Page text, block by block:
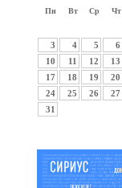
Пн Вт Ср Чт
3
4 5 6
10
11 12 13
17
18 19 20
24
25 26 27
31